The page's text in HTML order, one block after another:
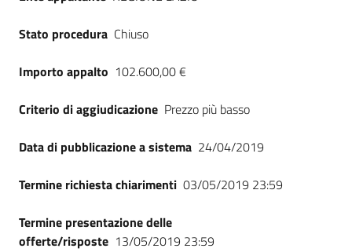
Stato procedura Chiuso
Importo appalto 102.600,00 €
Criterio di aggiudicazione Prezzo più basso
Data di pubblicazione a sistema 24/04/2019
Termine richiesta chiarimenti 03/05/2019 23:59
Termine presentazione delle
offerte/risposte 13/05/2019 23:59